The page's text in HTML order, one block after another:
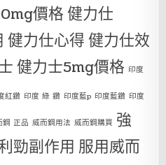
價格健力仕
健力仕心得健力仕效
健力士5mg價格 印度
紅鑽 印度 綠 鑽 印度藍p 印度藍鑽 印度
鋼 正品 威而鋼用法 威而鋼購買 強
勁副作用 服用威而